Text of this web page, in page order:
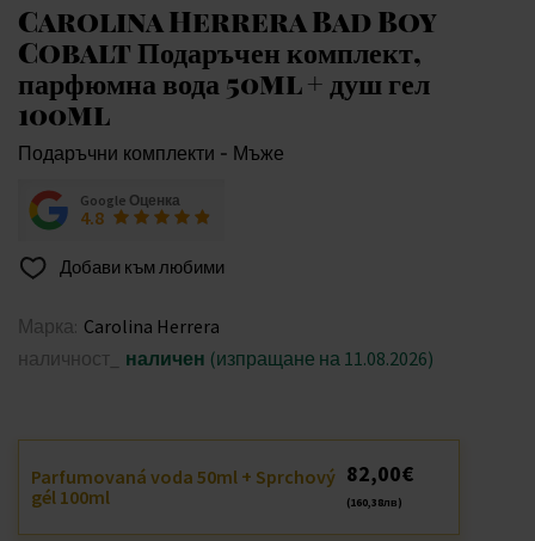
Carolina Herrera Bad Boy
Cobalt Подаръчен комплект,
парфюмна вода 50ml + душ гел
100ml
Подаръчни комплекти - Мъже
Google Оценка
4.8
Добави към любими
Марка: Carolina Herrera
наличност_
наличен (изпращане на 11.08.2026)
Parfumovaná voda 50ml + Sprchový
gél 100ml
82,00€
(160,38лв)